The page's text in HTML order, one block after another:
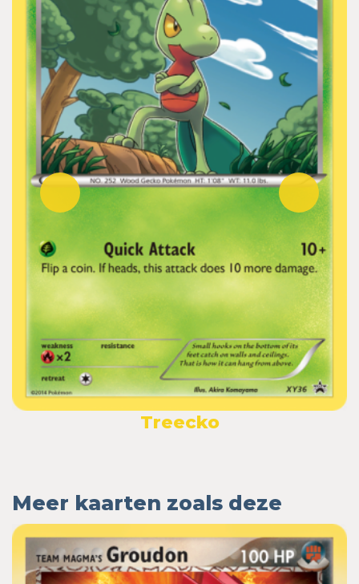
Treecko
Meer kaarten zoals deze